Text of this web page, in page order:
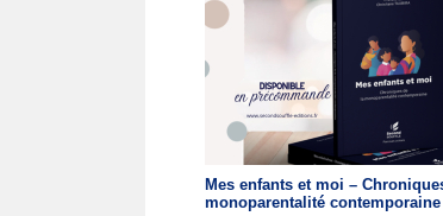
Mes enfants et moi –
monoparentalité contemporaine